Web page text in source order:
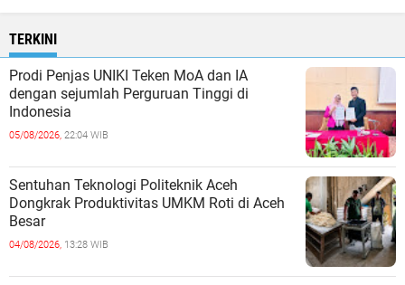
TERKINI
Prodi Penjas UNIKI Teken MoA dan IA
dengan sejumlah Perguruan Tinggi di
Indonesia
05/08/2026, 22:04 WIB
Sentuhan Teknologi Politeknik Aceh
Dongkrak Produktivitas UMKM Roti di Aceh
Besar
04/08/2026, 13:28 WIB